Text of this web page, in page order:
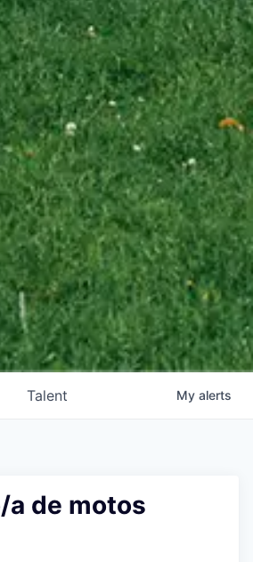
Talent My alerts
a de motos